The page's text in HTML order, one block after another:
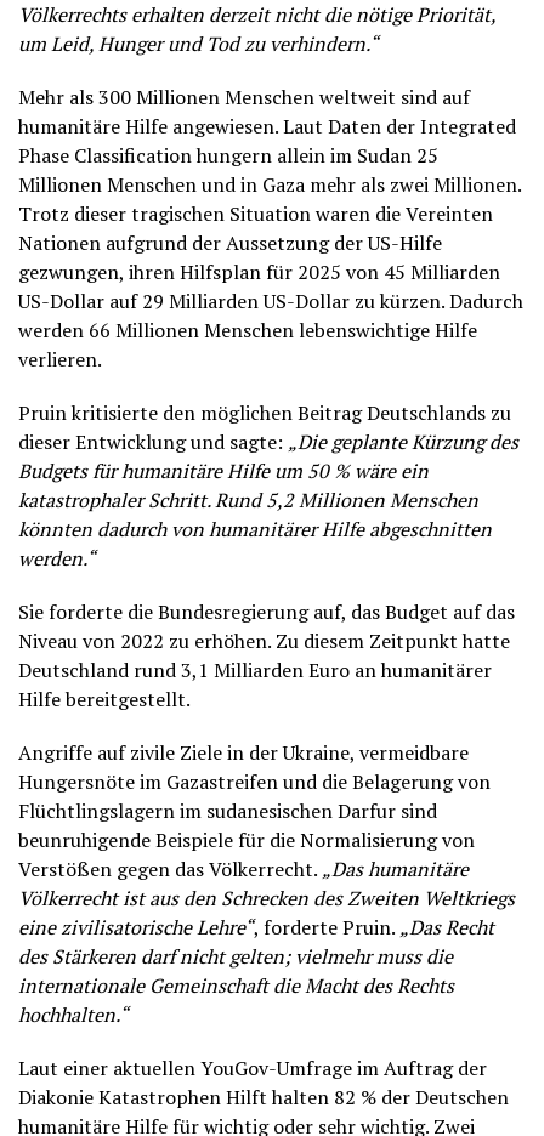
Völkerrechts erhalten derzeit nicht die nötige Priorität,
um Leid, Hunger und Tod zu verhindern.“
Mehr als 300 Millionen Menschen weltweit sind auf
humanitäre Hilfe angewiesen. Laut Daten der Integrated
Phase Classification hungern allein im Sudan 25
Millionen Menschen und in Gaza mehr als zwei Millionen.
Trotz dieser tragischen Situation waren die Vereinten
Nationen aufgrund der Aussetzung der US-Hilfe
gezwungen, ihren Hilfsplan für 2025 von 45 Milliarden
US-Dollar auf 29 Milliarden US-Dollar zu kürzen. Dadurch
werden 66 Millionen Menschen lebenswichtige Hilfe
verlieren.
Pruin kritisierte den möglichen Beitrag Deutschlands zu
dieser Entwicklung und sagte: „Die geplante Kürzung des
Budgets für humanitäre Hilfe um 50 % wäre ein
katastrophaler Schritt. Rund 5,2 Millionen Menschen
könnten dadurch von humanitärer Hilfe abgeschnitten
werden.“
Sie forderte die Bundesregierung auf, das Budget auf das
Niveau von 2022 zu erhöhen. Zu diesem Zeitpunkt hatte
Deutschland rund 3,1 Milliarden Euro an humanitärer
Hilfe bereitgestellt.
Angriffe auf zivile Ziele in der Ukraine, vermeidbare
Hungersnöte im Gazastreifen und die Belagerung von
Flüchtlingslagern im sudanesischen Darfur sind
beunruhigende Beispiele für die Normalisierung von
Verstößen gegen das Völkerrecht. „Das humanitäre
Völkerrecht ist aus den Schrecken des Zweiten Weltkriegs
eine zivilisatorische Lehre“, forderte Pruin. „Das Recht
des Stärkeren darf nicht gelten; vielmehr muss die
internationale Gemeinschaft die Macht des Rechts
hochhalten.“
Laut einer aktuellen YouGov-Umfrage im Auftrag der
Diakonie Katastrophen Hilft halten 82 % der Deutschen
humanitäre Hilfe für wichtig oder sehr wichtig. Zwei